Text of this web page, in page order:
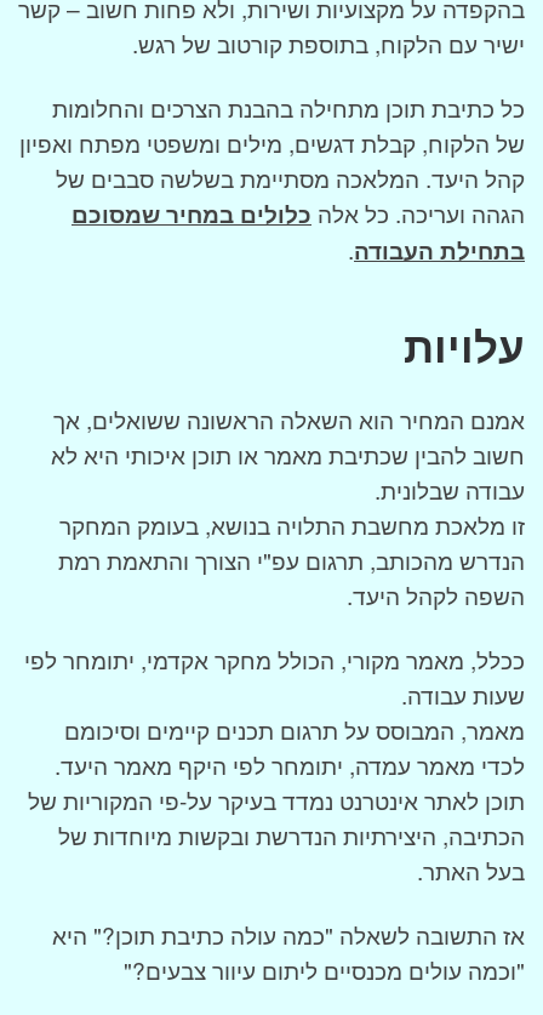
בהקפדה על מקצועיות ושירות, ולא פחות חשוב – קשר
ישיר עם הלקוח, בתוספת קורטוב של רגש.
כל כתיבת תוכן מתחילה בהבנת הצרכים והחלומות
של הלקוח, קבלת דגשים, מילים ומשפטי מפתח ואפיון
קהל היעד. המלאכה מסתיימת בשלשה סבבים של
הגהה ועריכה. כל אלה כלולים במחיר שמסוכם
בתחילת העבודה.
עלויות
אמנם המחיר הוא השאלה הראשונה ששואלים, אך
חשוב להבין שכתיבת מאמר או תוכן איכותי היא לא
עבודה שבלונית.
זו מלאכת מחשבת התלויה בנושא, בעומק המחקר
הנדרש מהכותב, תרגום עפ"י הצורך והתאמת רמת
השפה לקהל היעד.
ככלל, מאמר מקורי, הכולל מחקר אקדמי, יתומחר לפי
שעות עבודה.
מאמר, המבוסס על תרגום תכנים קיימים וסיכומם
לכדי מאמר עמדה, יתומחר לפי היקף מאמר היעד.
תוכן לאתר אינטרנט נמדד בעיקר על-פי המקוריות של
הכתיבה, היצירתיות הנדרשת ובקשות מיוחדות של
בעל האתר.
אז התשובה לשאלה "כמה עולה כתיבת תוכן?" היא
"וכמה עולים מכנסיים ליתום עיוור צבעים?"